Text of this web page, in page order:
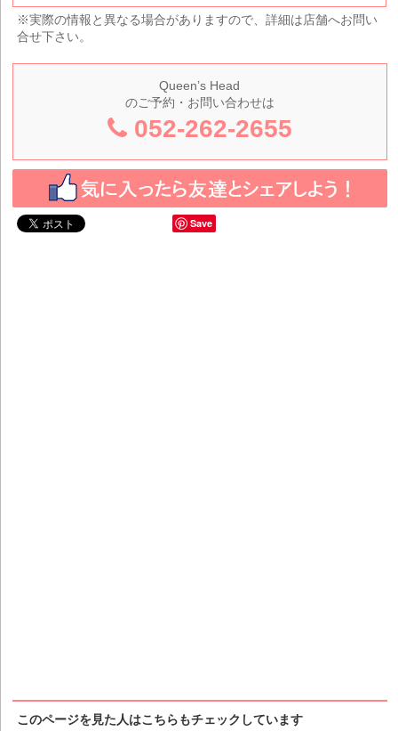
※実際の情報と異なる場合がありますので、詳細は店舗へお問い
合せ下さい。
Queen’s Head
のご予約・お問い合わせは
052-262-2655
Save
このページを見た人はこちらもチェックしています